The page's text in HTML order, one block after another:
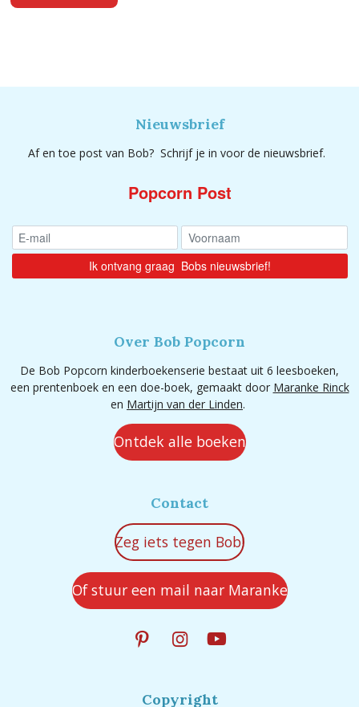
Nieuwsbrief
Af en toe post van Bob? Schrijf je in voor de nieuwsbrief.
Popcorn Post
Over Bob Popcorn
De Bob Popcorn kinderboekenserie bestaat uit 6 leesboeken,
een prentenboek en een doe-boek, gemaakt door Maranke Rinck
en Martijn van der Linden.
Ontdek alle boeken
Contact
Zeg iets tegen Bob!
Of stuur een mail naar Maranke
P
t
I
t
Y
T
Copyright